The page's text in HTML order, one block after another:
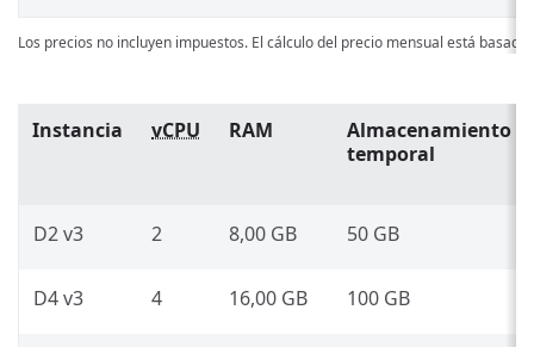
Los precios no incluyen impuestos. El cálculo del precio mensual está
Instancia vCPU RAM
Almacenamiento
temporal
D2 v3 2 8,00 GB 50 GB
D4 v3 4 16,00 GB 100 GB